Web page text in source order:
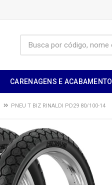
CARENAGENS E ACABAMENTO
PNEU T BIZ RINALDI PD29 80/100-14